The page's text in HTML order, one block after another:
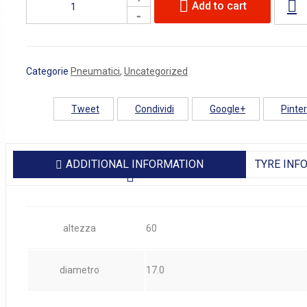
Add to cart
Categorie Pneumatici, Uncategorized
Tweet Condividi Google+
ADDITIONAL INFORMATION TYRE
altezza 60
diametro 17.0